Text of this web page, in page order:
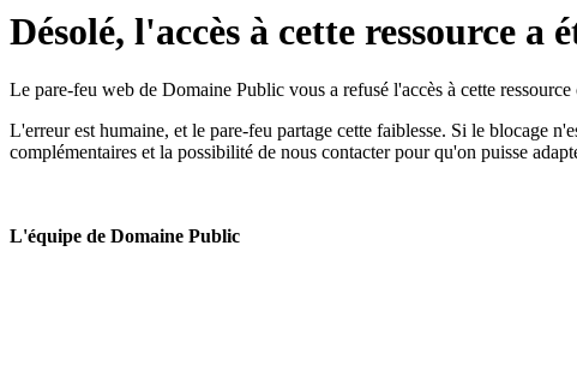
Désolé, l'accès à cette ressource a
Le pare-feu web de Domaine Public vous a refusé l'accès à cette
L'erreur est humaine, et le pare-feu partage cette faiblesse. Si le blocage
complémentaires et la possibilité de nous contacter pour qu'on puisse
L'équipe de Domaine Public